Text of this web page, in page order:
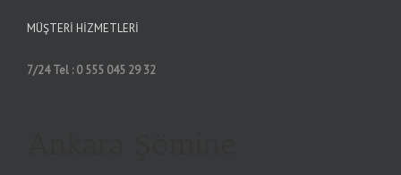
MÜŞTERI HIZMETLERI
7/24 Tel : 0 555 045 29 32